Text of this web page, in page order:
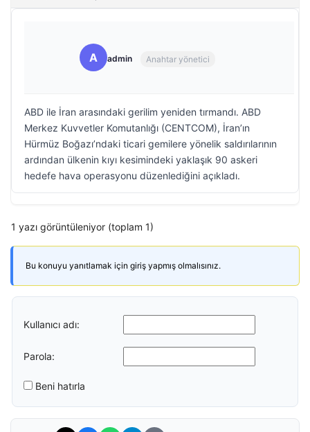
A admin Anahtar yönetici
ABD ile İran arasındaki gerilim yeniden tırmandı. ABD
Merkez Kuvvetler Komutanlığı (CENTCOM), İran’ın
Hürmüz Boğazı’ndaki ticari gemilere yönelik saldırılarının
ardından ülkenin kıyı kesimindeki yaklaşık 90 askeri
hedefe hava operasyonu düzenlediğini açıkladı.
1 yazı görüntüleniyor (toplam 1)
Bu konuyu yanıtlamak için giriş yapmış olmalısınız.
Kullanıcı adı:
Parola:
Beni hatırla